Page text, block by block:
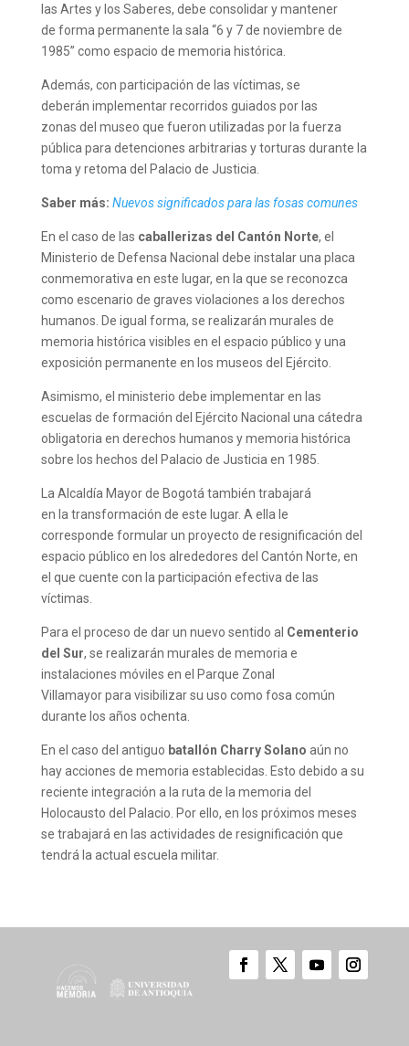
las Artes y los Saberes, debe consolidar y mantener
de forma permanente la sala “6 y 7 de noviembre de
1985” como espacio de memoria histórica.
Además, con participación de las víctimas, se
deberán implementar recorridos guiados por las
zonas del museo que fueron utilizadas por la fuerza
pública para detenciones arbitrarias y torturas durante la
toma y retoma del Palacio de Justicia.
Saber más: Nuevos significados para las fosas comunes
En el caso de las caballerizas del Cantón Norte, el
Ministerio de Defensa Nacional debe instalar una placa
conmemorativa en este lugar, en la que se reconozca
como escenario de graves violaciones a los derechos
humanos. De igual forma, se realizarán murales de
memoria histórica visibles en el espacio público y una
exposición permanente en los museos del Ejército.
Asimismo, el ministerio debe implementar en las
escuelas de formación del Ejército Nacional una cátedra
obligatoria en derechos humanos y memoria histórica
sobre los hechos del Palacio de Justicia en 1985.
La Alcaldía Mayor de Bogotá también trabajará
en la transformación de este lugar. A ella le
corresponde formular un proyecto de resignificación del
espacio público en los alrededores del Cantón Norte, en
el que cuente con la participación efectiva de las
víctimas.
Para el proceso de dar un nuevo sentido al Cementerio
del Sur, se realizarán murales de memoria e
instalaciones móviles en el Parque Zonal
Villamayor para visibilizar su uso como fosa común
durante los años ochenta.
En el caso del antiguo batallón Charry Solano aún no
hay acciones de memoria establecidas. Esto debido a su
reciente integración a la ruta de la memoria del
Holocausto del Palacio. Por ello, en los próximos meses
se trabajará en las actividades de resignificación que
tendrá la actual escuela militar.